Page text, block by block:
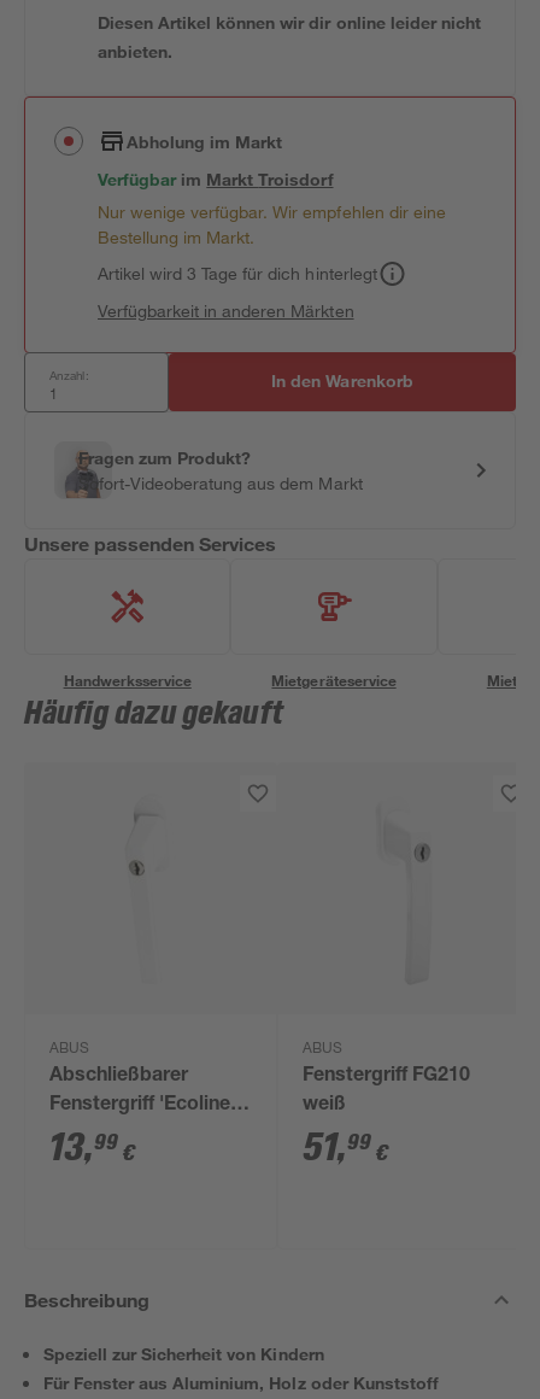
Diesen Artikel können wir dir online leider nicht
anbieten.
Abholung im Markt
Verfügbar im MarktTroisdorf
Nur wenige verfügbar. Wir empfehlen dir eine
Bestellung im Markt.
Artikel wird 3 Tage für dich hinterlegt
Verfügbarkeit in anderen Märkten
Anzahl: In den Warenkorb
Fragen zum Produkt?
Sofort-Videoberatung aus dem Markt
Unsere passenden Services
Handwerksservice Mietgeräteservice
Häufig dazu gekauft
ABUS
Abschließbarer
Fenstergriff 'Ecoline'
FG110 weiß
13,99 €
ABUS
Fenstergriff FG210
weiß
51,99 €
Beschreibung
Speziell zur Sicherheit von Kindern
Für Fenster aus Aluminium, Holz oder Kunststoff